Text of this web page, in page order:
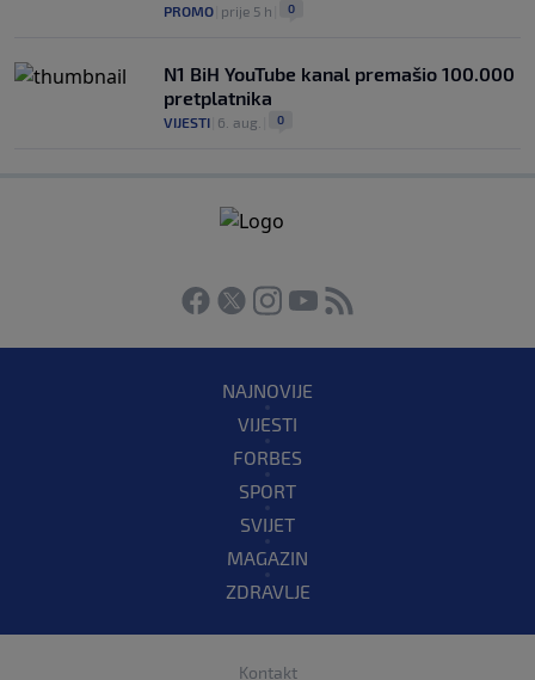
PROMO prije 5 h 0
N1 BiH YouTube kanal premašio 100.000
pretplatnika
VIJESTI 6. aug. 0
NAJNOVIJE
VIJESTI
FORBES
SPORT
SVIJET
MAGAZIN
ZDRAVLJE
Kontakt